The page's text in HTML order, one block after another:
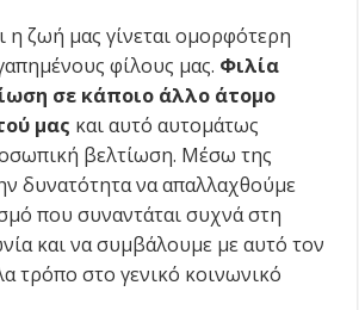
η ζωή μας γίνεται ομορφότερη
φίλους μας. Φιλία
σε κάποιο άλλο άτομο
μας και αυτό αυτομάτως
βελτίωση. Μέσω της
δυνατότητα να απαλλαχθούμε
που συναντάται συχνά στη
και να συμβάλουμε με αυτό τον
τρόπο στο γενικό κοινωνικό